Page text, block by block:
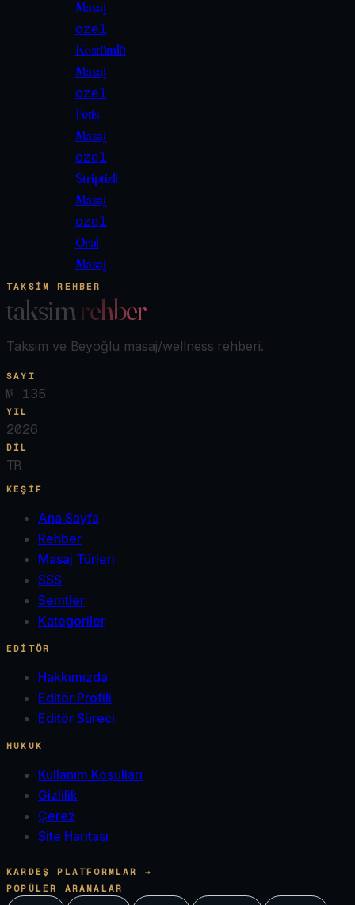
Masaj
ozel
Kostümlü
Masaj
ozel
Fetiş
Masaj
ozel
Striptizli
Masaj
ozel
Oral
Masaj
TAKSIM REHBER
taksimrehber
Taksim ve Beyoğlu masaj/wellness rehberi.
SAYI
№ 135
YIL
2026
DIL
TR
KEŞIF
Ana Sayfa
Rehber
Masaj Türleri
SSS
Semtler
Kategoriler
EDITÖR
Hakkımızda
Editör Profili
Editör Süreci
HUKUK
Kullanım Koşulları
Gizlilik
Çerez
Site Haritası
KARDEŞ PLATFORMLAR →
POPÜLER ARAMALAR